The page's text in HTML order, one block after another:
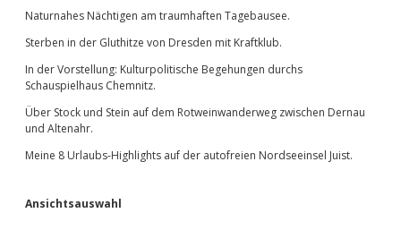
Naturnahes Nächtigen am traumhaften Tagebausee.
Sterben in der Gluthitze von Dresden mit Kraftklub.
In der Vorstellung: Kulturpolitische Begehungen durchs
Schauspielhaus Chemnitz.
Über Stock und Stein auf dem Rotweinwanderweg zwischen Dernau
und Altenahr.
Meine 8 Urlaubs-Highlights auf der autofreien Nordseeinsel Juist.
Ansichtsauswahl